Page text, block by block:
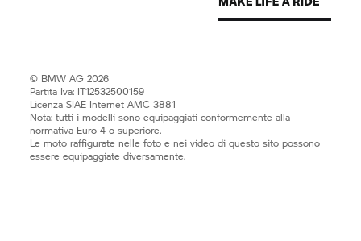
© BMW AG 2026
Partita Iva: IT12532500159
Licenza SIAE Internet AMC 3881
Nota: tutti i modelli sono equipaggiati conformemente alla
normativa Euro 4 o superiore.
Le moto raffigurate nelle foto e nei video di questo sito possono
essere equipaggiate diversamente.